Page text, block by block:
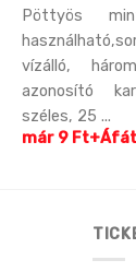
Pöttyös
vízálló,
azonosító
széles, 25 ...
már 9